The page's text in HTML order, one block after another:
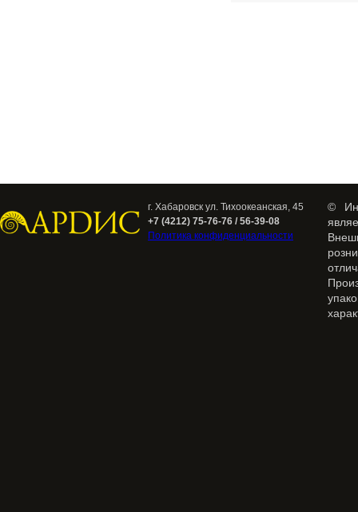
г. Хабаровск ул. Тихоокеанская, 45
+7 (4212) 75-76-76 / 56-39-08
Политика конфиденциальности
©